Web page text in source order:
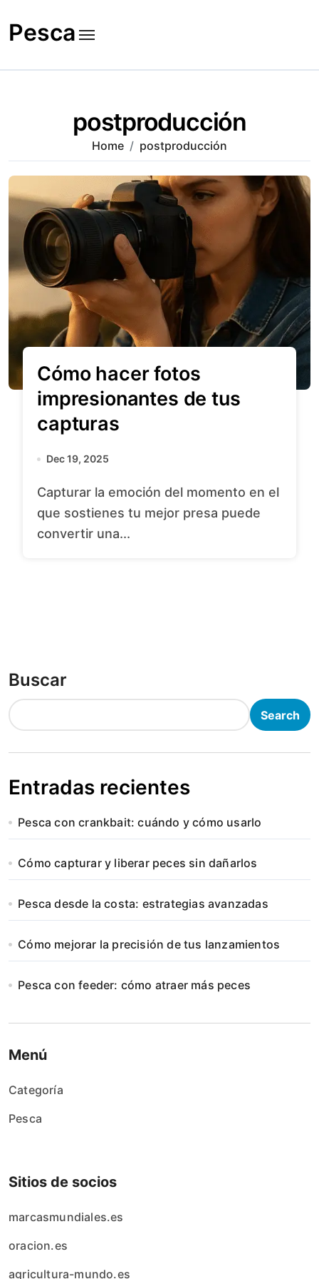
to
content
Pesca
postproducción
Home postproducción
Cómo hacer fotos
impresionantes de tus
capturas
Dec 19, 2025
Capturar la emoción del momento en el
que sostienes tu mejor presa puede
convertir una...
Buscar
Search
Entradas recientes
Pesca con crankbait: cuándo y cómo usarlo
Cómo capturar y liberar peces sin dañarlos
Pesca desde la costa: estrategias avanzadas
Cómo mejorar la precisión de tus lanzamientos
Pesca con feeder: cómo atraer más peces
Menú
Categoría
Pesca
Sitios de socios
marcasmundiales.es
oracion.es
agricultura-mundo.es